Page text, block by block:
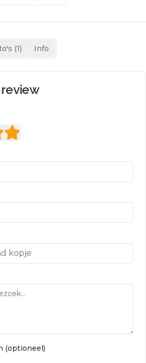
(1) Info
(optioneel)